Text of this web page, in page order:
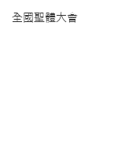
全國聖體大會